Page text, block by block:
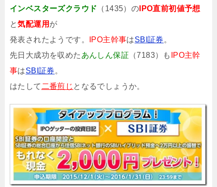
インベスターズクラウド （1435）の IPO直前初値予想
と気配運用 が
発表されたようです。
IPO主幹事はSBI証券 。
先日大成功を収めた あんしん保証 （7183）も IPO主幹
事はSBI証券 。
はたして 二番煎じ となるでしょうか。